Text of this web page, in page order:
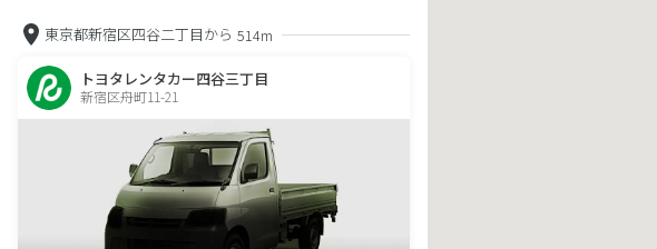
東京都新宿区四谷二丁目から 514m
トヨタレンタカー四谷三丁目
新宿区舟町11-21